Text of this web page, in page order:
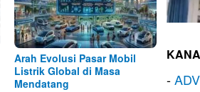
Arah Evolusi Pasar Mobil
Listrik Global di Masa
Mendatang
-